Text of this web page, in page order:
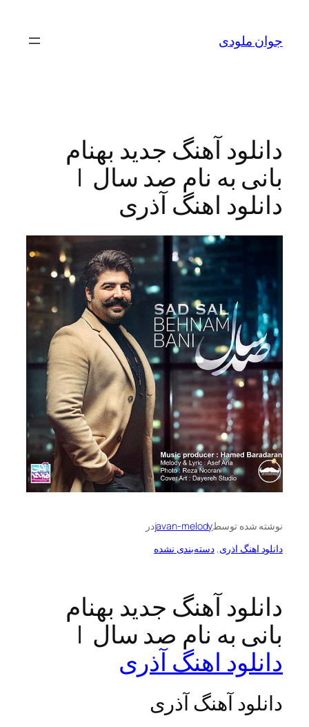
آهنگ جدید بهنام
به نام صد سال |
اهنگ آذری
توسطjavan-melodyدر
اذری, دسته‌بندی نشده
آهنگ جدید بهنام
به نام صد سال |
اهنگ آذری
آهنگ آذری